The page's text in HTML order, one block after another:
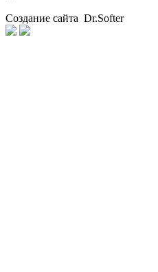
Создание сайта Dr.Softer